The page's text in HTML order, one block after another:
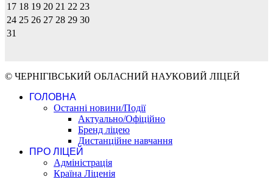
17 18 19 20 21 22 23
24 25 26 27 28 29 30
31
© ЧЕРНІГІВСЬКИЙ ОБЛАСНИЙ НАУКОВИЙ ЛІЦЕЙ
ГОЛОВНА
Останні новини/Події
Актуально/Офіційно
Бренд ліцею
Дистанційне навчання
ПРО ЛІЦЕЙ
Адміністрація
Країна Ліценія